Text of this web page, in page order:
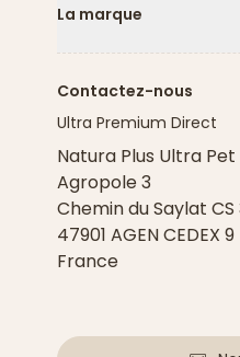
La marque
Contactez-nous
Ultra Premium Direct
Natura Plus Ultra Pet
Agropole 3
Chemin du Saylat
47901 AGEN CEDEX 9
France